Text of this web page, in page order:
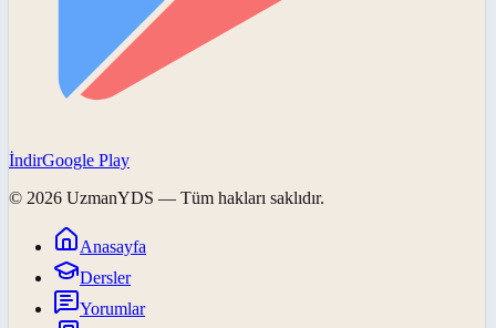
İndirGoogle Play
© 2026 UzmanYDS — Tüm hakları saklıdır.
Anasayfa
Dersler
Yorumlar